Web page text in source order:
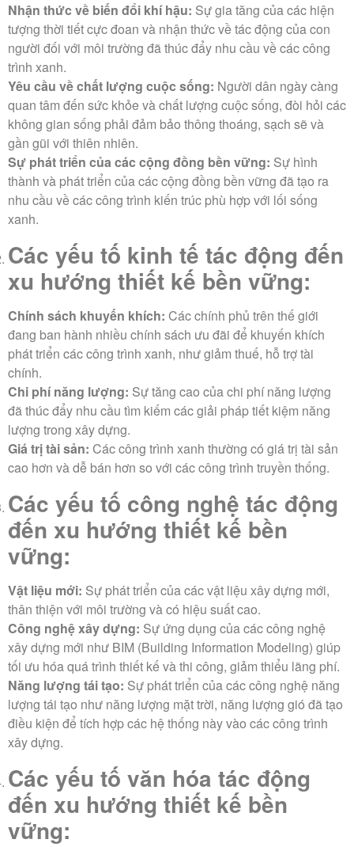
Nhận thức về biến đổi khí hậu: Sự gia tăng của các hiện
tượng thời tiết cực đoan và nhận thức về tác động của con
người đối với môi trường đã thúc đẩy nhu cầu về các công
trình xanh.
Yêu cầu về chất lượng cuộc sống: Người dân ngày càng
quan tâm đến sức khỏe và chất lượng cuộc sống, đòi hỏi các
không gian sống phải đảm bảo thông thoáng, sạch sẽ và
gần gũi với thiên nhiên.
Sự phát triển của các cộng đồng bền vững: Sự hình
thành và phát triển của các cộng đồng bền vững đã tạo ra
nhu cầu về các công trình kiến trúc phù hợp với lối sống
xanh.
Các yếu tố kinh tế tác động đến
xu hướng thiết kế bền vững:
Chính sách khuyến khích: Các chính phủ trên thế giới
đang ban hành nhiều chính sách ưu đãi để khuyến khích
phát triển các công trình xanh, như giảm thuế, hỗ trợ tài
chính.
Chi phí năng lượng: Sự tăng cao của chi phí năng lượng
đã thúc đẩy nhu cầu tìm kiếm các giải pháp tiết kiệm năng
lượng trong xây dựng.
Giá trị tài sản: Các công trình xanh thường có giá trị tài sản
cao hơn và dễ bán hơn so với các công trình truyền thống.
Các yếu tố công nghệ tác động
đến xu hướng thiết kế bền
vững:
Vật liệu mới: Sự phát triển của các vật liệu xây dựng mới,
thân thiện với môi trường và có hiệu suất cao.
Công nghệ xây dựng: Sự ứng dụng của các công nghệ
xây dựng mới như BIM (Building Information Modeling) giúp
tối ưu hóa quá trình thiết kế và thi công, giảm thiểu lãng phí.
Năng lượng tái tạo: Sự phát triển của các công nghệ năng
lượng tái tạo như năng lượng mặt trời, năng lượng gió đã tạo
điều kiện để tích hợp các hệ thống này vào các công trình
xây dựng.
Các yếu tố văn hóa tác động
đến xu hướng thiết kế bền
vững: